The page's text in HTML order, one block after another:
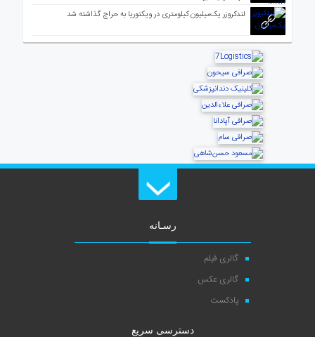
لندکروزر یک‌میلیون کیلومتری در ویکتوریا به حراج گذاشته شد
رسـانه
گالری فیلم
گالری عکس
پادکست
دسترسی سریع